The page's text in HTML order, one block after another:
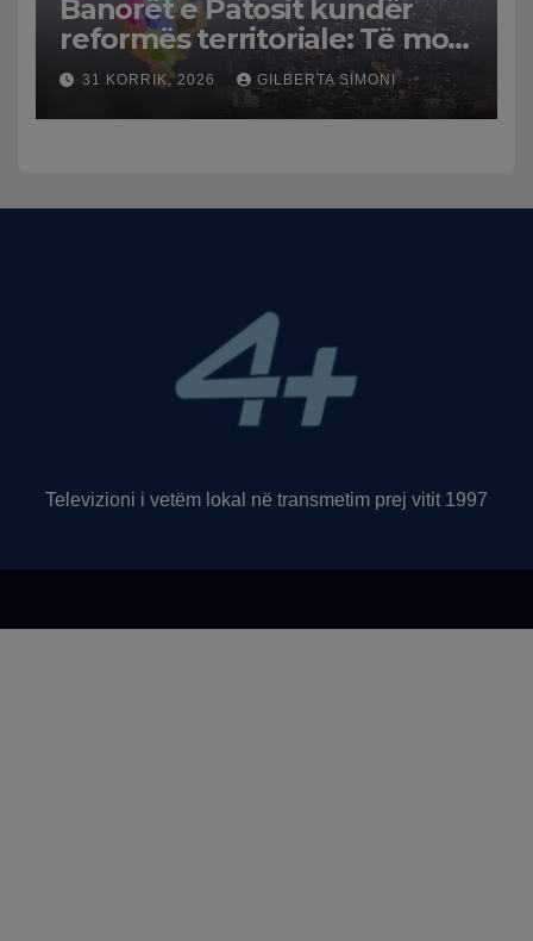
Banorët e Patosit kundër
reformës territoriale: Të mos
humbasim identitetin e
qytetit
31 KORRIK, 2026 GILBERTA SIMONI
Televizioni i vetëm lokal në transmetim prej vitit 1997